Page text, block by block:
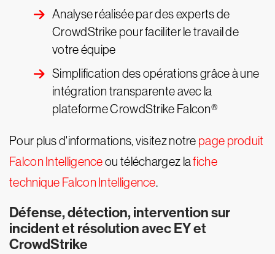
Analyse réalisée par des experts de
CrowdStrike pour faciliter le travail de
votre équipe
Simplification des opérations grâce à une
intégration transparente avec la
plateforme CrowdStrike Falcon®
Pour plus d'informations, visitez notre page produit
Falcon Intelligenceou téléchargez lafiche
technique Falcon Intelligence.
Défense, détection, intervention sur
incident et résolution avec EY et
CrowdStrike